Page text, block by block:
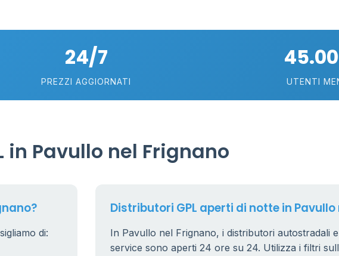
6
18
0.779 €
24/7
PREZZI AGGIORNATI UTENTI
in Pavullo nel Frignano
di:
Distributori GPL aperti di notte in
In Pavullo nel Frignano, i distributori autostradali
service sono aperti 24 ore su 24. Utilizza i filtri